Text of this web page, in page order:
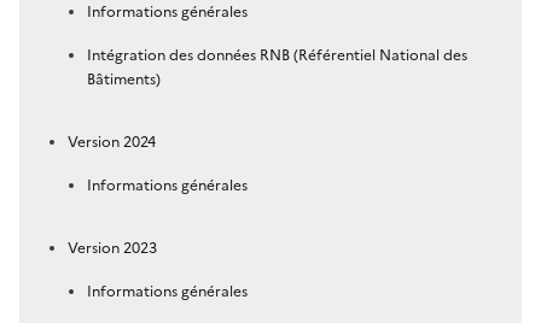
Informations générales
Intégration des données RNB (Référentiel National des
Bâtiments)
Version 2024
Informations générales
Version 2023
Informations générales